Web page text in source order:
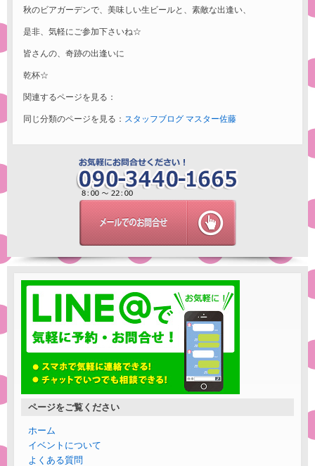
秋のビアガーデンで、美味しい生ビールと、素敵な出逢い、
是非、気軽にご参加下さいね☆
皆さんの、奇跡の出逢いに
乾杯☆
関連するページを見る：
同じ分類のページを見る： スタッフブログ マスター佐藤
ページをご覧ください
ホーム
イベントについて
よくある質問